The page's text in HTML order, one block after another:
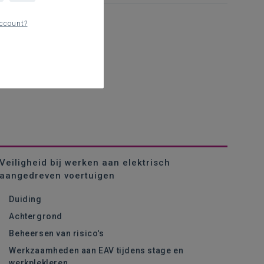
Veiligheid bij werken aan elektrisch
aangedreven voertuigen
Duiding
Achtergrond
Beheersen van risico's
Werkzaamheden aan EAV tijdens stage en